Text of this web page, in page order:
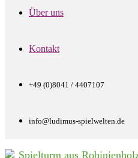
Über uns
Kontakt
+49 (0)8041 / 4407107
info@ludimus-spielwelten.de